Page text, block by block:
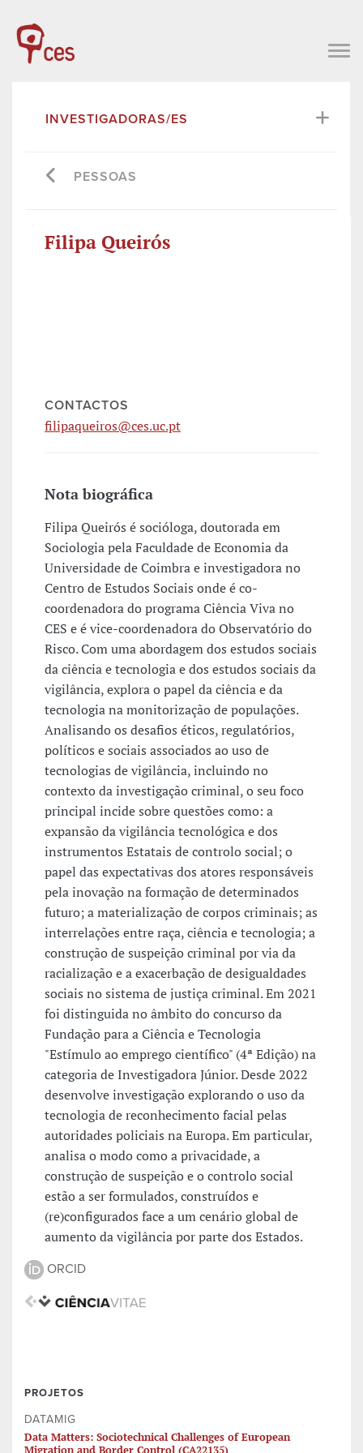
INVESTIGADORAS/ES
PESSOAS
Filipa Queirós
CONTACTOS
filipaqueiros@ces.uc.pt
Nota biográfica
Filipa Queirós é socióloga, doutorada em
Sociologia pela Faculdade de Economia da
Universidade de Coimbra e investigadora no
Centro de Estudos Sociais onde é co-
coordenadora do programa Ciência Viva no
CES e é vice-coordenadora do Observatório do
Risco. Com uma abordagem dos estudos sociais
da ciência e tecnologia e dos estudos sociais da
vigilância, explora o papel da ciência e da
tecnologia na monitorização de populações.
Analisando os desafios éticos, regulatórios,
políticos e sociais associados ao uso de
tecnologias de vigilância, incluindo no
contexto da investigação criminal, o seu foco
principal incide sobre questões como: a
expansão da vigilância tecnológica e dos
instrumentos Estatais de controlo social; o
papel das expectativas dos atores responsáveis
pela inovação na formação de determinados
futuro; a materialização de corpos criminais; as
interrelações entre raça, ciência e tecnologia; a
construção de suspeição criminal por via da
racialização e a exacerbação de desigualdades
sociais no sistema de justiça criminal. Em 2021
foi distinguida no âmbito do concurso da
Fundação para a Ciência e Tecnologia
"Estímulo ao emprego científico" (4ª Edição) na
categoria de Investigadora Júnior. Desde 2022
desenvolve investigação explorando o uso da
tecnologia de reconhecimento facial pelas
autoridades policiais na Europa. Em particular,
analisa o modo como a privacidade, a
construção de suspeição e o controlo social
estão a ser formulados, construídos e
(re)configurados face a um cenário global de
aumento da vigilância por parte dos Estados.
ORCID
PROJETOS
DATAMIG
Data Matters: Sociotechnical Challenges of European
Migration and Border Control (CA22135)